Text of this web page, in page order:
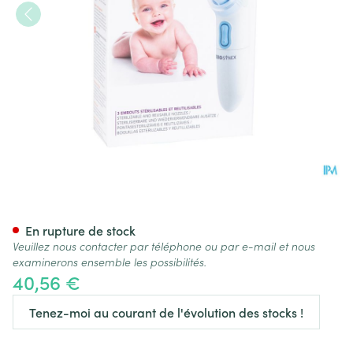
40,56 €
Tenez-moi au courant de l'évolution des stocks !
En rupture de stock
Veuillez nous contacter par téléphone ou par e-mail et nous
examinerons ensemble les possibilités.